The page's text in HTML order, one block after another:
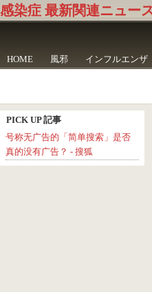
感染症 最新関連ニュー
HOME 風邪 インフルエンザ
PICK UP 記事
号称无广告的「简单搜索」是否
真的没有广告？ - 搜狐